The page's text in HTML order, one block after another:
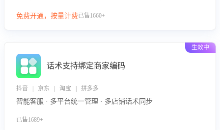
免费开通，按量计费已售1660+
生效中
话术支持绑定商家编码
抖音 | 京东 | 淘宝 | 拼多多
智能客服 · 多平台统一管理 · 多店铺话术同步
已售1689+